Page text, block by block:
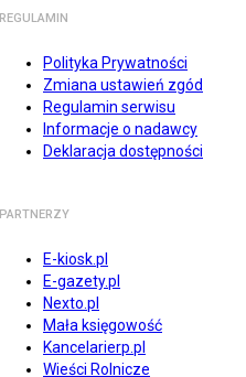
REGULAMIN
Polityka Prywatności
Zmiana ustawień zgód
Regulamin serwisu
Informacje o nadawcy
Deklaracja dostępności
PARTNERZY
E-kiosk.pl
E-gazety.pl
Nexto.pl
Mała księgowość
Kancelarierp.pl
Wieści Rolnicze